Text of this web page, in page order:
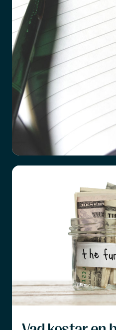
Checklista vid
Det är ett hårt slag att
familjemedlem, oavsett
förberedda vi än tror att
en lång tids sjukdom hos
överrumplande och
Och mitt i sorgen är det
tänka praktiskt.
Läs mer